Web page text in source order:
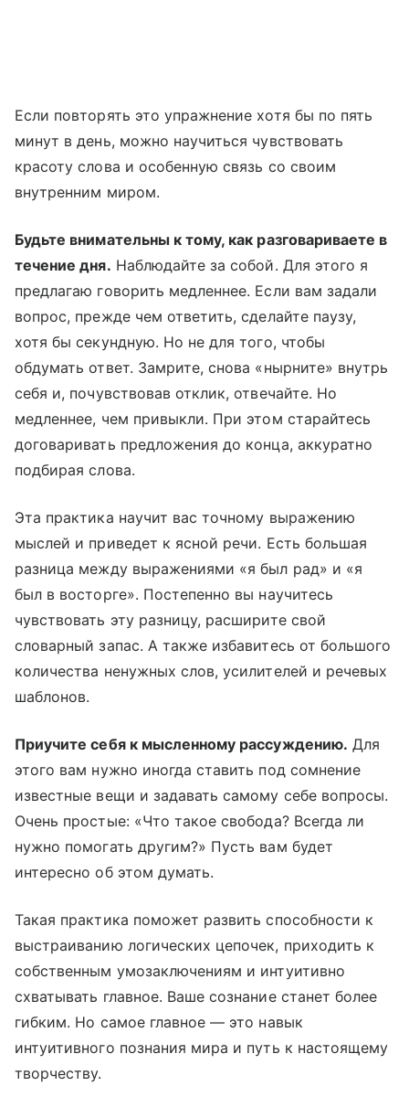
Если повторять это упражнение хотя бы по пять
минут в день, можно научиться чувствовать
красоту слова и особенную связь со своим
внутренним миром.
Будьте внимательны к тому, как разговариваете в
течение дня. Наблюдайте за собой. Для этого я
предлагаю говорить медленнее. Если вам задали
вопрос, прежде чем ответить, сделайте паузу,
хотя бы секундную. Но не для того, чтобы
обдумать ответ. Замрите, снова «нырните» внутрь
себя и, почувствовав отклик, отвечайте. Но
медленнее, чем привыкли. При этом старайтесь
договаривать предложения до конца, аккуратно
подбирая слова.
Эта практика научит вас точному выражению
мыслей и приведет к ясной речи. Есть большая
разница между выражениями «я был рад» и «я
был в восторге». Постепенно вы научитесь
чувствовать эту разницу, расширите свой
словарный запас. А также избавитесь от большого
количества ненужных слов, усилителей и речевых
шаблонов.
Приучите себя к мысленному рассуждению. Для
этого вам нужно иногда ставить под сомнение
известные вещи и задавать самому себе вопросы.
Очень простые: «Что такое свобода? Всегда ли
нужно помогать другим?» Пусть вам будет
интересно об этом думать.
Такая практика поможет развить способности к
выстраиванию логических цепочек, приходить к
собственным умозаключениям и интуитивно
схватывать главное. Ваше сознание станет более
гибким. Но самое главное — это навык
интуитивного познания мира и путь к настоящему
творчеству.